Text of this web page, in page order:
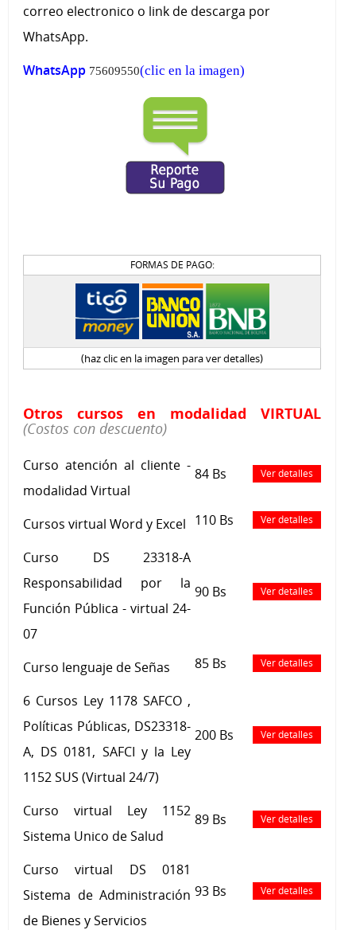
correo electronico o link de descarga por
WhatsApp.
WhatsApp 75609550(clic en la imagen)
FORMAS DE PAGO:
(haz clic en la imagen para ver detalles)
Otros cursos en modalidad VIRTUAL
(Costos con descuento)
Curso atención al cliente -
modalidad Virtual
84 Bs Ver detalles
Cursos virtual Word y Excel 110 Bs Ver detalles
Curso DS 23318-A
Responsabilidad por la
Función Pública - virtual 24-
07
90 Bs Ver detalles
Curso lenguaje de Señas 85 Bs Ver detalles
6 Cursos Ley 1178 SAFCO ,
Políticas Públicas, DS23318-
A, DS 0181, SAFCI y la Ley
1152 SUS (Virtual 24/7)
200 Bs Ver detalles
Curso virtual Ley 1152
Sistema Unico de Salud
89 Bs Ver detalles
Curso virtual DS 0181
Sistema de Administración
de Bienes y Servicios
93 Bs Ver detalles